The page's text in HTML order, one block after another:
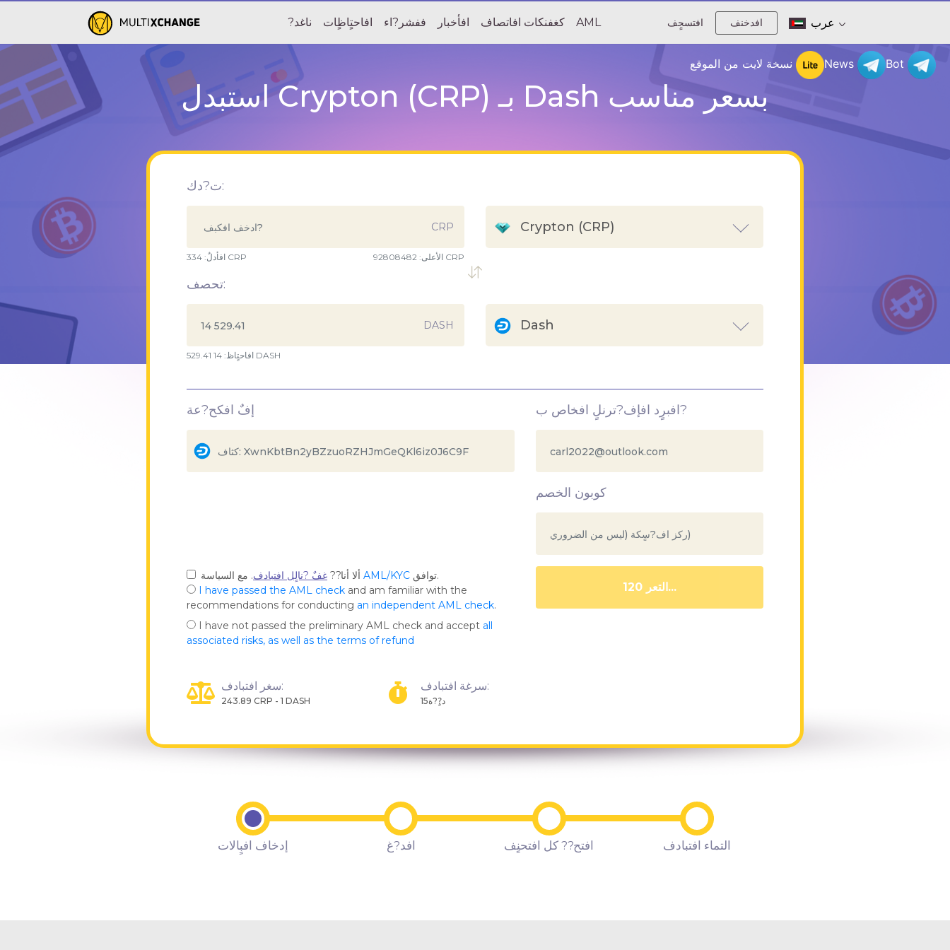
?ناغد افاحتٍاظٍات ففشر?اء افأخبار كغفنكات افاتصاف AML افتسجٍف افدخنف عرب
News Bot
استبدل Crypton (CRP) بـ Dash بسعر مناسب
ت?دك:
CRP
افأدلٌ: 334 CRP الأعلى: 92808482 CRP
Crypton (CRP)
تحصف:
DASH
افاحتٍاظ: 14 529.41 DASH
Dash
إفٌ افكح?عة افبرٍد افإف?ترنلٍ افخاص ب?
كوبون الخصم
ألا أنا?? غفٌ ?نالٍل افتبادف AML/KYC
توافق.
I have passed the AML check and am familiar with the
recommendations for conducting an independent AML check.
I have not passed the preliminary AML check and accept all
associated risks, as well as the terms of refund
التعر 111...
سغر افتبادف:
243.89 CRP - 1 DASH
سرغة افتبادف:
15د?ٍ?ة
إدخاف افبٍالات افد?غ افتح?? كل افتحنٍف التماء افتبادف